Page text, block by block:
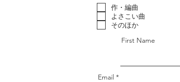
作・編曲
よさこい曲
そのほか
First Name
Email